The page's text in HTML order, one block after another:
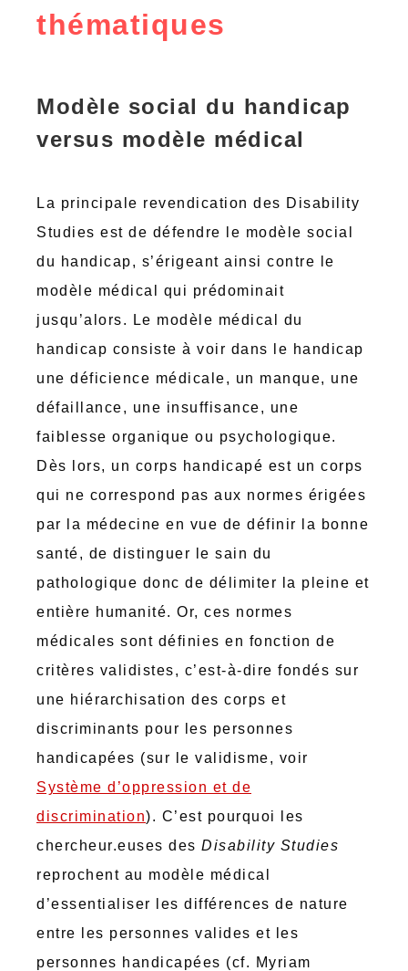
thématiques
Modèle social du handicap
versus modèle médical
La principale revendication des Disability
Studies est de défendre le modèle social
du handicap, s’érigeant ainsi contre le
modèle médical qui prédominait
jusqu’alors. Le modèle médical du
handicap consiste à voir dans le handicap
une déficience médicale, un manque, une
défaillance, une insuffisance, une
faiblesse organique ou psychologique.
Dès lors, un corps handicapé est un corps
qui ne correspond pas aux normes érigées
par la médecine en vue de définir la bonne
santé, de distinguer le sain du
pathologique donc de délimiter la pleine et
entière humanité. Or, ces normes
médicales sont définies en fonction de
critères validistes, c’est-à-dire fondés sur
une hiérarchisation des corps et
discriminants pour les personnes
handicapées (sur le validisme, voir
Système d’oppression et de
discrimination). C’est pourquoi les
chercheur.euses des Disability Studies
reprochent au modèle médical
d’essentialiser les différences de nature
entre les personnes valides et les
personnes handicapées (cf. Myriam